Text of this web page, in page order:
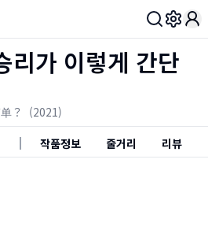
리가 이렇게 간단
？
(2021)
작품정보 줄거리 리뷰